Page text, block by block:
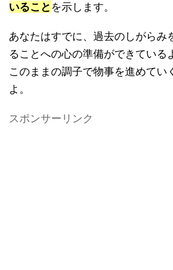
いること を示します。
あなたはすでに、過去のしがらみ
ることへの心の準備ができている
このままの調子で物事を進めてい
よ。
スポンサーリンク